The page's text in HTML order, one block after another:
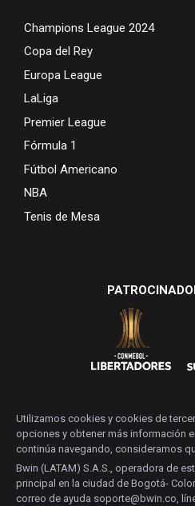
Champions League 2024
Copa del Rey
Europa League
LaLiga
Premier League
Fórmula 1
Fútbol Americano
NBA
Tenis de Mesa
Utilizamos cookies y cookies de
opciones y obtener más información
continúa navegando, consideramos
Bwin (LATAM) S.A.S., operadora de
principal en la ciudad de Bogotá-
correo de ayuda soporte@bwin.co,